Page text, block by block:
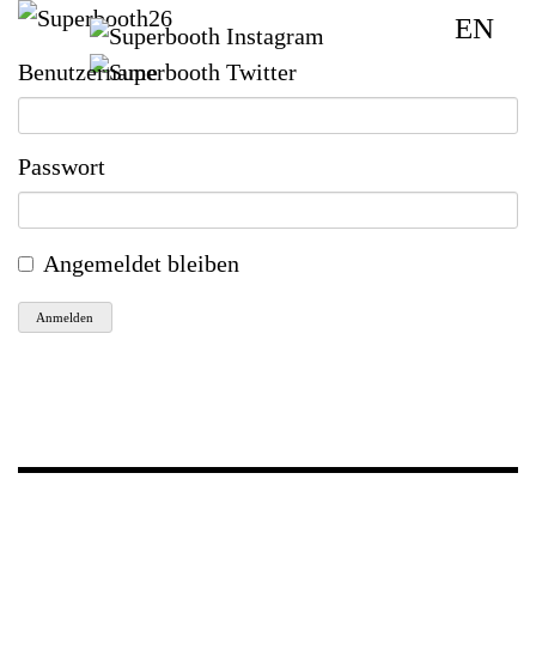
EN
Benutzername
Passwort
Angemeldet bleiben
Anmelden